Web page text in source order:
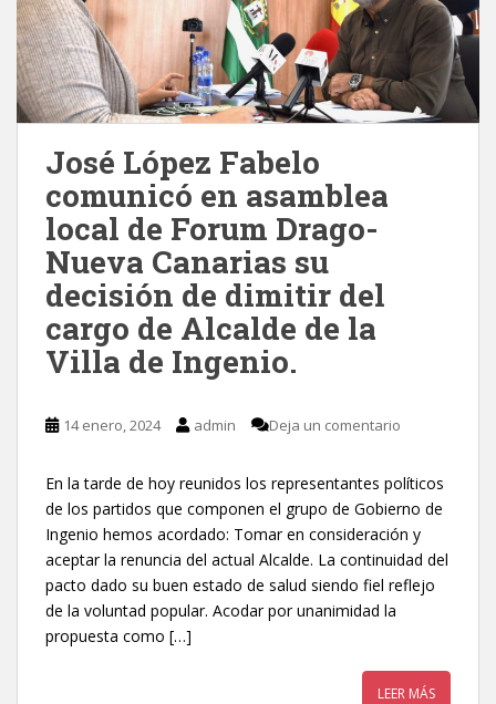
José López Fabelo
comunicó en asamblea
local de Forum Drago-
Nueva Canarias su
decisión de dimitir del
cargo de Alcalde de la
Villa de Ingenio.
14 enero, 2024 admin Deja un comentario
En la tarde de hoy reunidos los representantes políticos
de los partidos que componen el grupo de Gobierno de
Ingenio hemos acordado: Tomar en consideración y
aceptar la renuncia del actual Alcalde. La continuidad del
pacto dado su buen estado de salud siendo fiel reflejo
de la voluntad popular. Acodar por unanimidad la
propuesta como […]
LEER MÁS